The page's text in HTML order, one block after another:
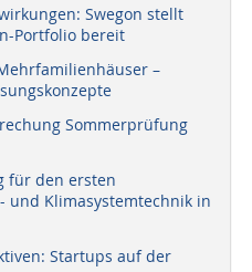
Swegon stellt
Portfolio bereit
–
Sommerprüfung
für den ersten
und Klimasystemtechnik in
Startups auf der